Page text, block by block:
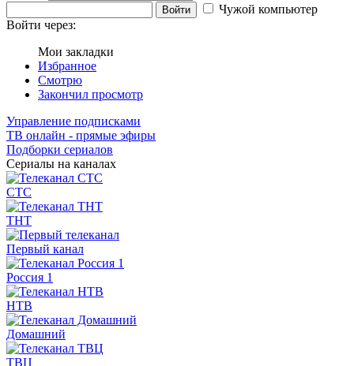
Войти
Чужой компьютер
Войти через:
Мои закладки
Избранное
Смотрю
Закончил просмотр
Управление подписками
ТВ онлайн - прямые эфиры
Подборки сериалов
Сериалы на каналах
СТС
ТНТ
Первый канал
Россия 1
НТВ
Домашний
ТВЦ